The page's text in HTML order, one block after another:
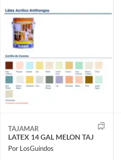
TAJAMAR
LATEX 14 GAL MELON TAJ
Por LosGuindos